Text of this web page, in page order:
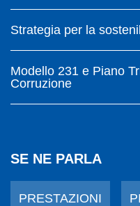
Strategia per la
Modello 231 e Piano
Corruzione
SE NE PARLA
PRESTAZIONI